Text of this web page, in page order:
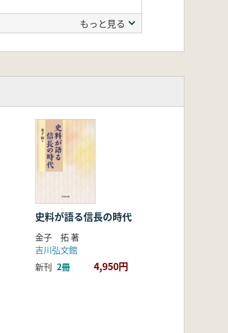
もっと見る
史料が語る信長の時代
金子 拓 著
吉川弘文館
新刊 2冊 4,950円